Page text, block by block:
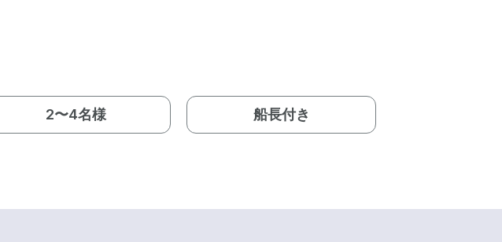
2〜4名様 船長付き